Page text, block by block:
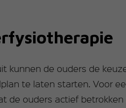
kunnen de ouders de
te laten starten. Voor
de ouders actief